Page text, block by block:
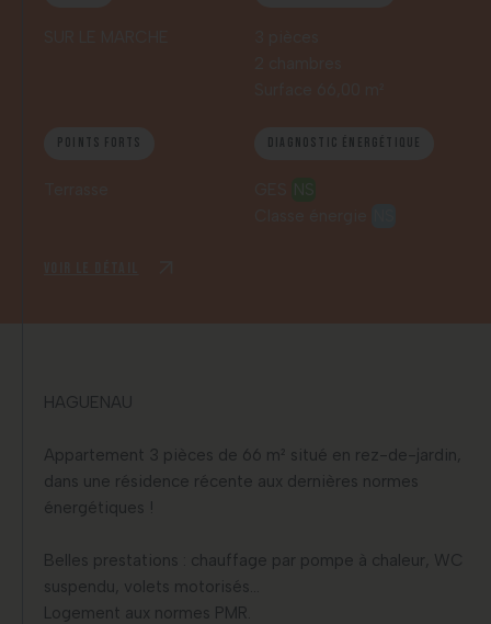
Points forts Diagnostic énergétique
HAGUENAU
Appartement 3 pièces de 66 m² situé en rez-de-jardin,
dans une résidence récente aux dernières normes
énergétiques !
Belles prestations : chauffage par pompe à chaleur, WC
suspendu, volets motorisés...
Logement aux normes PMR.